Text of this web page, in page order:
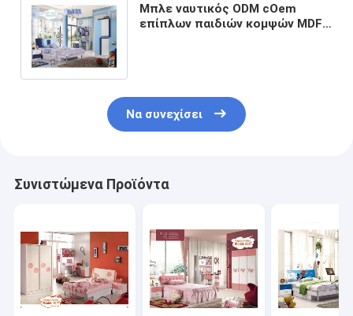
Μπλε ναυτικός ODM cOem
επίπλων παιδιών κομψών MDF
Να συνεχίσει
Συνιστώμενα Προϊόντα